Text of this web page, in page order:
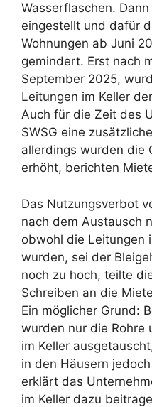
Wasserflaschen.
eingestellt und dafür
Wohnungen ab Juni
gemindert. Erst nach
September 2025,
Leitungen im Keller
Auch für die Zeit des
SWSG eine
allerdings wurden die
erhöht, berichten
Das Nutzungsverbot
nach dem Austausch
obwohl die Leitungen
wurden, sei der
noch zu hoch, teilte
Schreiben an die
Ein möglicher Grund:
wurden nur die Rohre
im Keller
in den Häusern
erklärt das
im Keller dazu